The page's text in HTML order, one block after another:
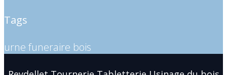
Tags
urne funeraire bois